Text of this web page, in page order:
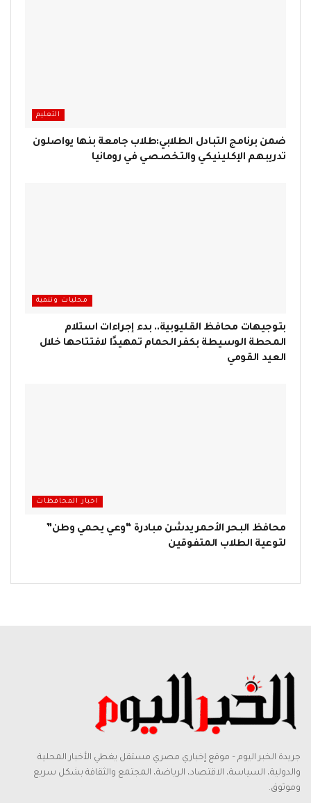
التعليم
ضمن برنامج التبادل الطلابي:طلاب جامعة بنها يواصلون
تدريبهم الإكلينيكي والتخصصي في رومانيا
محليات وتنمية
بتوجيهات محافظ القليوبية.. بدء إجراءات استلام
المحطة الوسيطة بكفر الحمام تمهيدًا لافتتاحها خلال
العيد القومي
اخبار المحافظات
محافظ البحر الأحمر يدشن مبادرة “وعي يحمي وطن”
لتوعية الطلاب المتفوقين
جريدة الخبر اليوم – موقع إخباري مصري مستقل يغطي الأخبار المحلية
والدولية، السياسة، الاقتصاد، الرياضة، المجتمع والثقافة بشكل سريع
وموثوق.